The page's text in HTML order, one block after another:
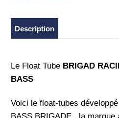
Description
Le Float Tube BRIGAD
BASS
Voici le float-tubes